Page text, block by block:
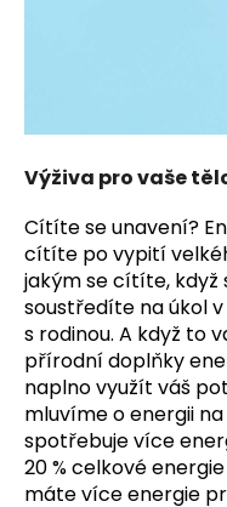
Výživa pro vaše
Cítíte se unavení?
cítíte po vypití
jakým se cítíte, když
soustředíte na úkol
s rodinou. A když to
přírodní doplňky
naplno využít váš
mluvíme o energii
spotřebuje více
20 % celkové
máte více energie
t
D
o
p
o
r